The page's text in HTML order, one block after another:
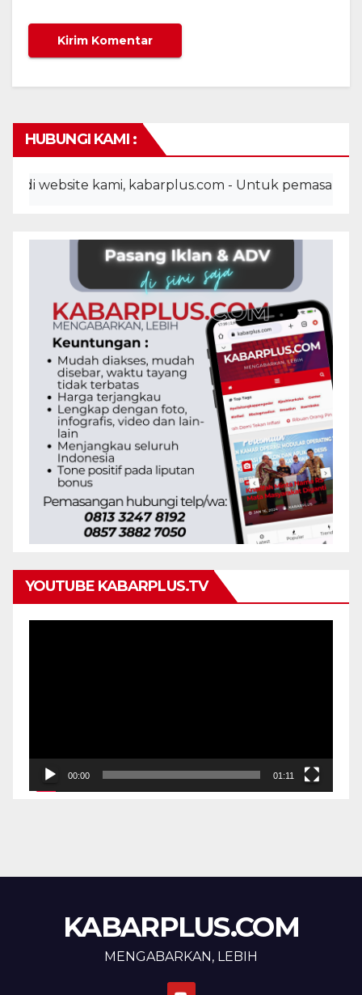
HUBUNGI KAMI :
kami, kabarplus.com - Untuk pemasangan
YOUTUBE KABARPLUS.TV
00:00 01:11
KABARPLUS.COM
MENGABARKAN, LEBIH